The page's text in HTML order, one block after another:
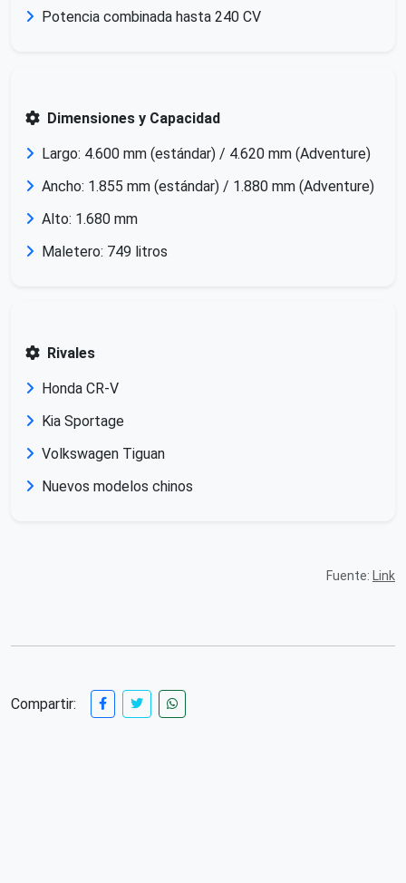
Potencia combinada hasta 240 CV
Dimensiones y Capacidad
Largo: 4.600 mm (estándar) / 4.620 mm (Adventure)
Ancho: 1.855 mm (estándar) / 1.880 mm (Adventure)
Alto: 1.680 mm
Maletero: 749 litros
Rivales
Honda CR-V
Kia Sportage
Volkswagen Tiguan
Nuevos modelos chinos
Fuente: Link
Compartir: